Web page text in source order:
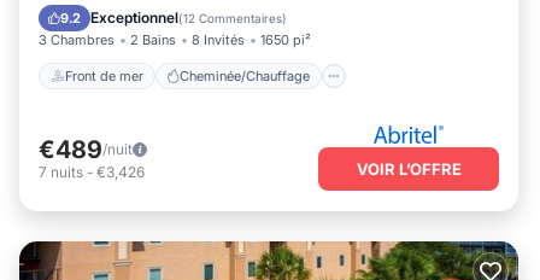
9.2 Exceptionnel(12 Commentaires)
3 Chambres 2 Bains 8 Invités 1650 pi²
Front de mer Cheminée/Chauffage
Vue sur l’océan
Balcon/Terrasse
€489/nuit
7 nuits - €3,426 VOIR L’OFFRE